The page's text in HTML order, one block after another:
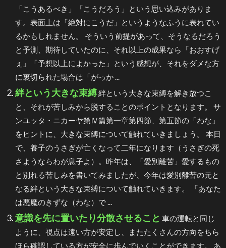
「こうあるべき」「こうだろう」という思い込みがありま
す。表面上は「絶対にこうだ」というようなふうに表れてい
るかもしれません。 そういう前提があって、そうなるだろう
と予測、期待していたのに、それ以上の成果なら「おおすげ
ぇ」「予想以上によかった」という感想が、それをダメな方
に裏切られた場合は「がっか ...
絆という大きな束縛絆という大きな束縛を解き放つこ
と、それが苦しみから脱することのポイントとなります。 サ
ンユッタ・ニカーヤ第Ⅳ篇第一章第四節、第五節の「わな」
をヒントに、大きな束縛について触れていきましょう。 本日
で、養子のうさぎが亡くなって二年になります（うさぎの死
さようならわが息子よ）。昨年は、「愛別離苦」愛するもの
と別れる苦しみを書いてみましたが、今年は愛別離苦の元と
なる絆という大きな束縛について触れていきます。 「あなた
は悪魔のきずな（わな）で ...
意識を先に置いたり分散させること 車の運転と同じ
ように、視点は遠い方が安定し、またたくさんの方向をちら
ほら確認している方が安全に歩んでいくことができます。 あ